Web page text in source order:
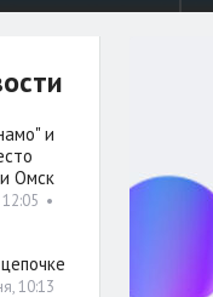
и
Омск
•
10:13